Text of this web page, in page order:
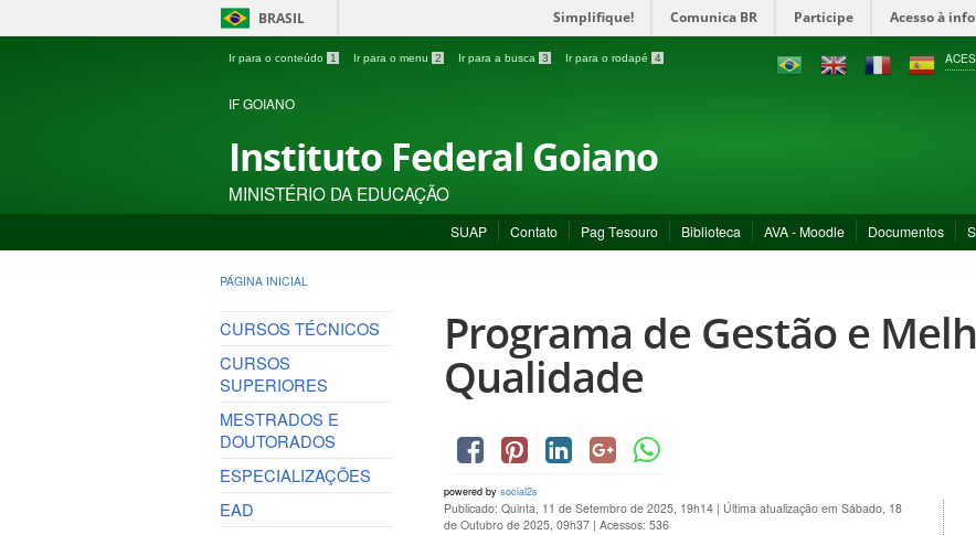
BRASIL Simplifique! Comunica BR Participe Acesso à
Ir para o conteúdo 1 Ir para o menu 2 Ir para a busca 3 Ir para o rodapé 4
IF GOIANO
Instituto Federal Goiano
MINISTÉRIO DA EDUCAÇÃO
SUAP Contato Pag Tesouro Biblioteca AVA - Moodle Documentos
PÁGINA INICIAL
CURSOS TÉCNICOS
CURSOS
SUPERIORES
MESTRADOS E
DOUTORADOS
ESPECIALIZAÇÕES
EAD
Programa de Gestão e
Qualidade
powered by social2s
Publicado: Quinta, 11 de Setembro de 2025, 19h14 | Última atualização em Sábado, 18
de Outubro de 2025, 09h37 | Acessos: 536